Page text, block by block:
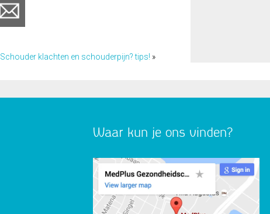
Schouder klachten en schouderpijn? tips! »
Waar kun je ons vinden?